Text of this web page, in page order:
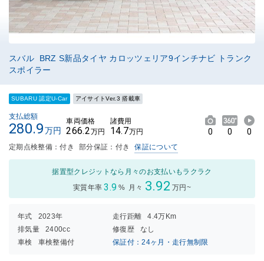
スバル BRZ S新品タイヤ カロッツェリア9インチナビ トランク
スポイラー
SUBARU 認定U-Car アイサイトVer.3 搭載車
支払総額
280.9万円
車両価格
266.2万円
諸費用
14.7万円 0 0 0
定期点検整備：付き 部分保証：付き 保証について
据置型クレジットなら月々のお支払いもラクラク
実質年率 3.9 % 月々 3.92 万円~
年式 2023年 走行距離
4.4万Km
排気量
2400cc 修復歴
なし
車検
車検整備付 保証付：24ヶ月・走行無制限